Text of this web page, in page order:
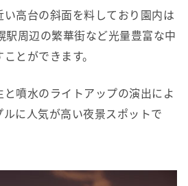
高台の斜面を料しており園内は
駅周辺の繁華街など光量豊富な中
とができます。
噴水のライトアップの演出によ
に人気が高い夜景スポットで